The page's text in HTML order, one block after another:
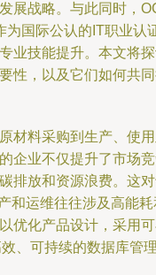
展战略。与此同时，
为国际公认的IT职业认
业技能提升。本文将
性，以及它们如何共
材料采购到生产、使
企业不仅提升了市场
排放和资源浪费。这
和运维往往涉及高能
优化产品设计，采用
、可持续的数据库管